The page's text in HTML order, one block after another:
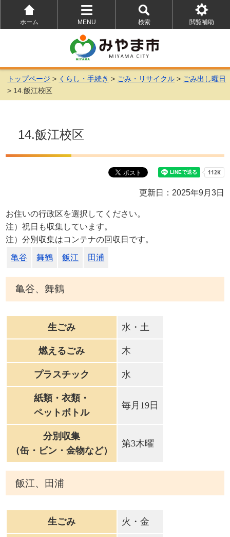
ホーム
MENU
を
開
く
検索
を
開
く
閲覧補助
を
トップページ > くらし・手続き > ごみ・リサイクル > ごみ出し曜日
> 14.飯江校区
14.飯江校区
更新日：2025年9月3日
お住いの行政区を選択してください。
注）祝日も収集しています。
注）分別収集はコンテナの回収日です。
亀谷 舞鶴 飯江 田浦
亀谷、舞鶴
生ごみ 水・土
燃えるごみ 木
プラスチック 水
紙類・衣類・
ペットボトル
毎月19日
分別収集
（缶・ビン・金物など）
第3木曜
飯江、田浦
生ごみ 火・金